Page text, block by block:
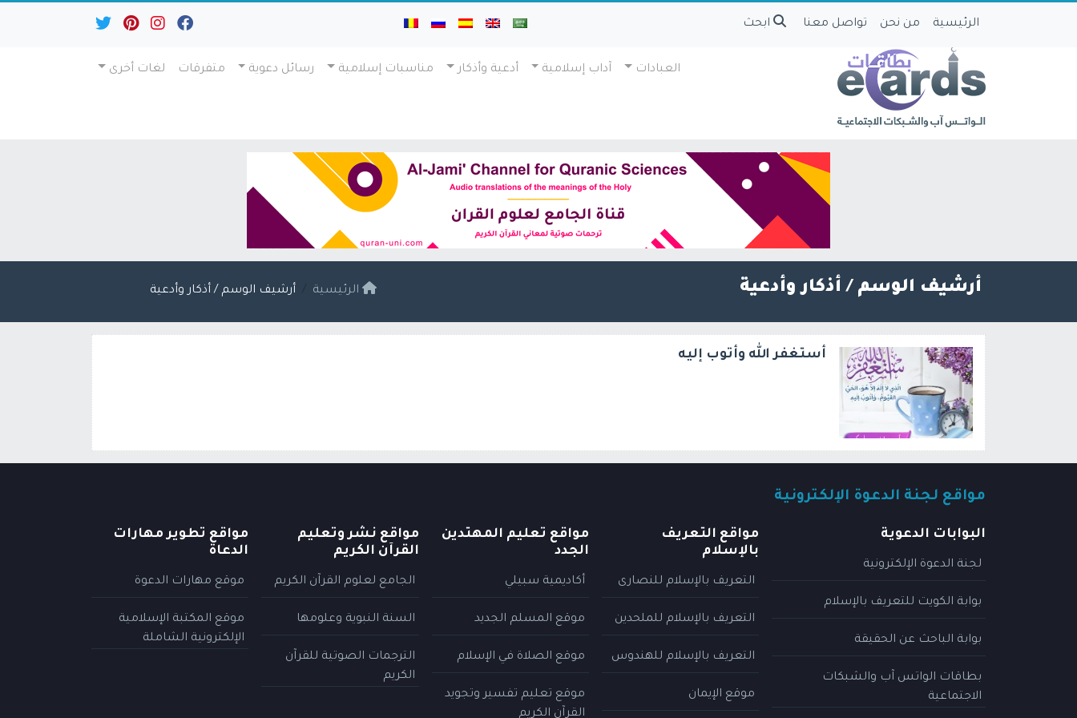
الرئيسية من نحن تواصل معنا ابحث
العبادات آداب إسلامية أدعية وأذكار مناسبات إسلامية رسائل دعوية متفرقات لغات أخرى
أرشيف الوسم / أذكار وأدعية الرئيسية أرشيف الوسم / أذكار وأدعية
أستغفر الله وأتوب إليه
مواقع لجنة الدعوة الإلكترونية
البوابات الدعوية
لجنة الدعوة الإلكترونية
بوابة الكويت للتعريف بالإسلام
بوابة الباحث عن الحقيقة
بطاقات الواتس آب والشبكات
الاجتماعية
مواقع التعريف
بالإسلام
التعريف بالإسلام للنصارى
التعريف بالإسلام للملحدين
التعريف بالإسلام للهندوس
موقع الإيمان
مواقع تعليم المهتدين
الجدد
أكاديمية سبيلي
موقع المسلم الجديد
موقع الصلاة في الإسلام
موقع تعليم تفسير وتجويد
القرآن الكريم
مواقع نشر وتعليم
القرآن الكريم
الجامع لعلوم القرآن الكريم
السنة النبوية وعلومها
الترجمات الصوتية للقرآن
الكريم
مواقع تطوير مهارات
الدعاة
موقع مهارات الدعوة
موقع المكتبة الإسلامية
الإلكترونية الشاملة